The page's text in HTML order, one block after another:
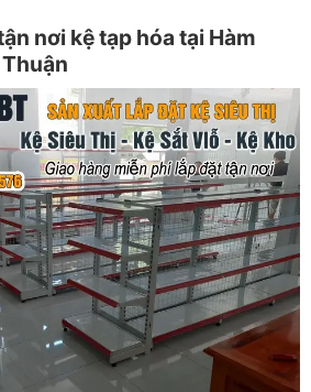
nơi kệ tạp hóa tại Hàm